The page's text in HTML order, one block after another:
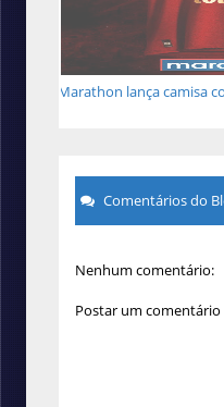
Marathon lança camisa
Comentários do
Nenhum comentário:
Postar um comentário